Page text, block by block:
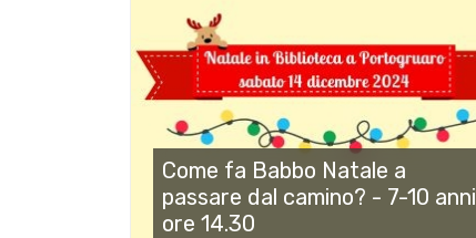
Come fa Babbo Natale a
passare dal camino? - 7-10 anni
ore 14.30